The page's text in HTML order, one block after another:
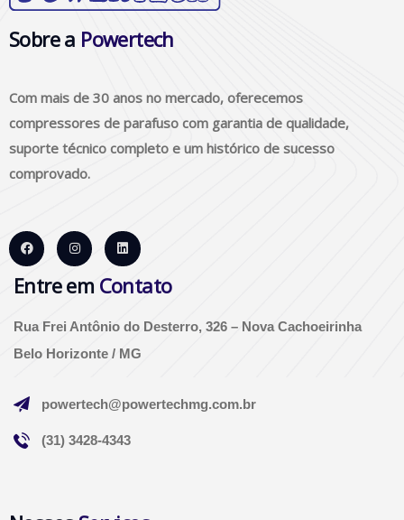
Sobre a Powertech
Com mais de 30 anos no mercado, oferecemos
compressores de parafuso com garantia de qualidade,
suporte técnico completo e um histórico de sucesso
comprovado.
Entre em Contato
Rua Frei Antônio do Desterro, 326 – Nova Cachoeirinha
Belo Horizonte / MG
powertech@powertechmg.com.br
(31) 3428-4343